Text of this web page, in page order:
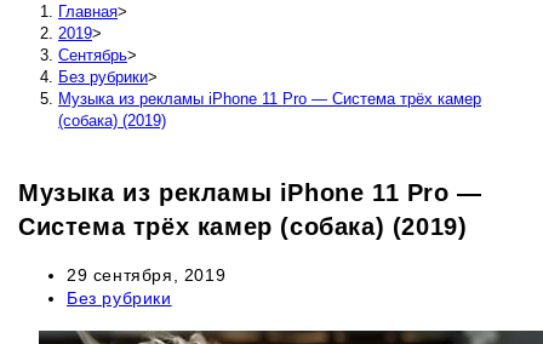
Главная>
2019>
Сентябрь>
Без рубрики>
Музыка из рекламы iPhone 11 Pro — Система трёх камер
(собака) (2019)
Музыка из рекламы iPhone 11 Pro —
Система трёх камер (собака) (2019)
Запись
опубликована:
29 сентября, 2019
Рубрика
Без рубрики